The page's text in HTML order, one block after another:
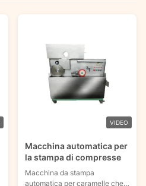
VIDEO
Macchina automatica per
la stampa di compresse
Macchina da stampa
automatica per caramelle che